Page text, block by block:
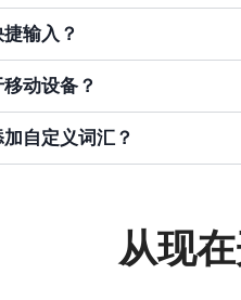
输入？
动设备？
自定义词汇？
从现